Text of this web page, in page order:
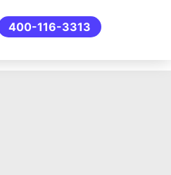
400-116-3313